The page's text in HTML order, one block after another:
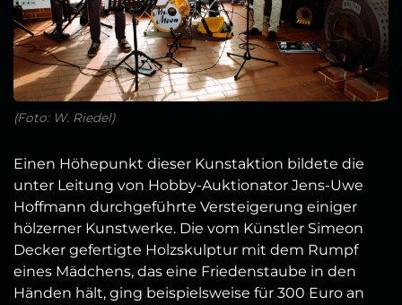
(Foto: W. Riedel)
Einen Höhepunkt dieser Kunstaktion bildete die
unter Leitung von Hobby-Auktionator Jens-Uwe
Hoffmann durchgeführte Versteigerung einiger
hölzerner Kunstwerke. Die vom Künstler Simeon
Decker gefertigte Holzskulptur mit dem Rumpf
eines Mädchens, das eine Friedenstaube in den
Händen hält, ging beispielsweise für 300 Euro an